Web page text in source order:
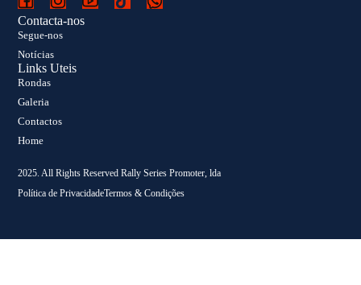
Contacta-nos
Segue-nos
Notícias
Links Uteis
Rondas
Galeria
Contactos
Home
2025. All Rights Reserved Rally Series Promoter, lda
Política de PrivacidadeTermos & Condições